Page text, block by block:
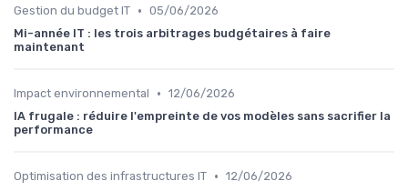
Gestion du budget IT • 05/06/2026
Mi-année IT : les trois arbitrages budgétaires à faire
maintenant
Impact environnemental • 12/06/2026
IA frugale : réduire l'empreinte de vos modèles sans sacrifier la
performance
Optimisation des infrastructures IT • 12/06/2026